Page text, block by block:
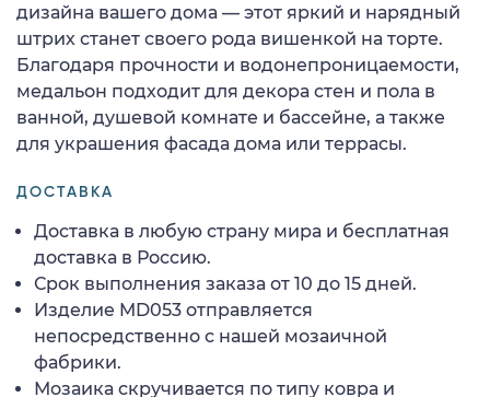
дизайна вашего дома — этот яркий и нарядный
штрих станет своего рода вишенкой на торте.
Благодаря прочности и водонепроницаемости,
медальон подходит для декора стен и пола в
ванной, душевой комнате и бассейне, а также
для украшения фасада дома или террасы.
ДОСТАВКА
Доставка в любую страну мира и бесплатная
доставка в Россию.
Срок выполнения заказа от 10 до 15 дней.
Изделие MD053 отправляется
непосредственно с нашей мозаичной
фабрики.
Мозаика скручивается по типу ковра и